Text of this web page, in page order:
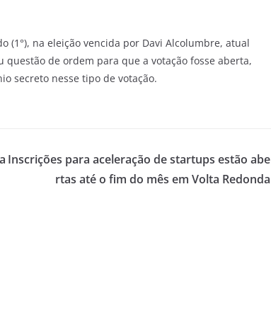
(1°), na eleição vencida por Davi Alcolumbre, atual
de ordem para que a votação fosse aberta,
secreto nesse tipo de votação.
Inscrições para aceleração de startups estão abe
rtas até o fim do mês em Volta Redonda